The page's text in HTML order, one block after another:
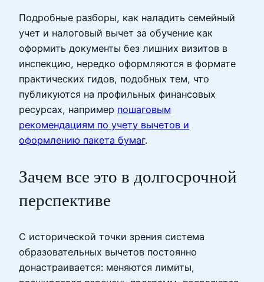
Подробные разборы, как наладить семейный
учет и налоговый вычет за обучение как
оформить документы без лишних визитов в
инспекцию, нередко оформляются в формате
практических гидов, подобных тем, что
публикуются на профильных финансовых
ресурсах, например пошаговым
рекомендациям по учету вычетов и
оформлению пакета бумаг.
Зачем все это в долгосрочной
перспективе
С исторической точки зрения система
образовательных вычетов постоянно
донастраивается: меняются лимиты,